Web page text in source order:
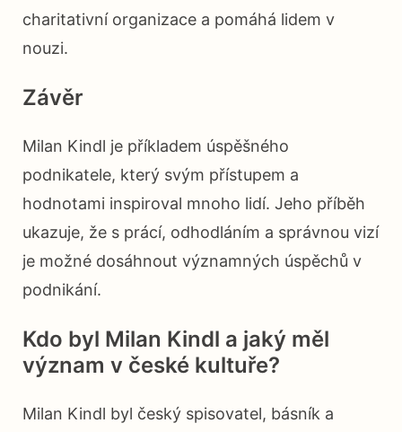
charitativní organizace a pomáhá lidem v
nouzi.
Závěr
Milan Kindl je příkladem úspěšného
podnikatele, který svým přístupem a
hodnotami inspiroval mnoho lidí. Jeho příběh
ukazuje, že s prácí, odhodláním a správnou vizí
je možné dosáhnout významných úspěchů v
podnikání.
Kdo byl Milan Kindl a jaký měl
význam v české kultuře?
Milan Kindl byl český spisovatel, básník a